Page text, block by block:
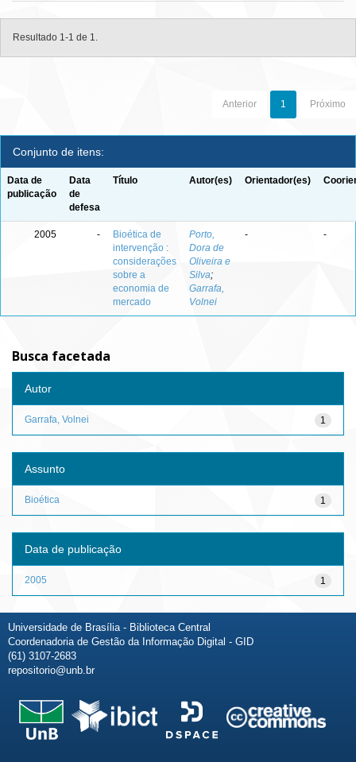
Resultado 1-1 de 1.
Anterior 1 Próximo
Conjunto de itens:
Data de
publicação
Data
de
defesa
Título Autor(es) Orientador(es)
2005 -
Bioética de
intervenção :
considerações
sobre a
economia de
mercado
Porto,
Dora de
Oliveira e
Silva;
Garrafa,
Volnei
- -
Busca facetada
Autor
1
Garrafa, Volnei
Assunto
1
Bioética
Data de publicação
1
2005
Universidade de Brasília - Biblioteca Central
Coordenadoria de Gestão da Informação Digital - GID
(61) 3107-2683
repositorio@unb.br